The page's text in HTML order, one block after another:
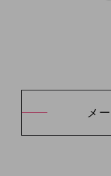
メ